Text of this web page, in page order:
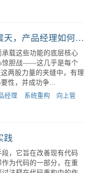
修复、用户高优先级新
让产品经理们焦头烂
偏离，同时避免技术债
务进一步积累，确实需要一套系统性的优先级管理策略。 作为...
先级管理 产品经理
载这些功能的底层核心
惊胆战——这几乎是每个
两股力量的夹缝中，有理
性，并成功争...